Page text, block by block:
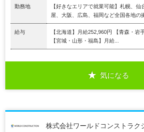
勤務地
【好きなエリアで就業可能】札幌、
屋、大阪、広島、福岡など全国各地の
給与
【北海道】月給252,960円 【青森・岩
【宮城・山形・福島】月給...
気になる
株式会社ワールドコンストラク